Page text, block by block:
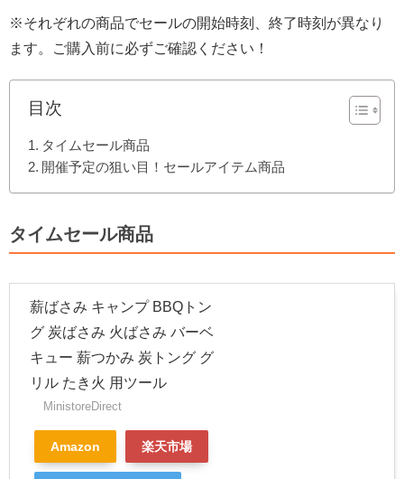
※それぞれの商品でセールの開始時刻、終了時刻が異なり
ます。ご購入前に必ずご確認ください！
目次
タイムセール商品
開催予定の狙い目！セールアイテム商品
タイムセール商品
薪ばさみ キャンプ BBQトン
グ 炭ばさみ 火ばさみ バーベ
キュー 薪つかみ 炭トング グ
リル たき火 用ツール
MinistoreDirect
Amazon 楽天市場